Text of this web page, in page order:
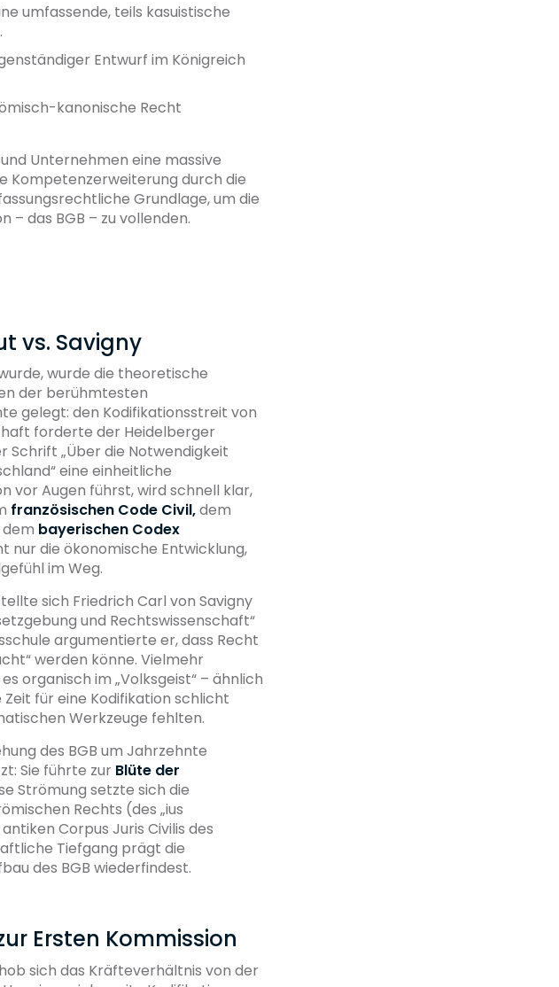
umfassende, teils kasuistische
Entwurf im Königreich
kanonische Recht
Unternehmen eine massive
Kompetenzerweiterung durch die
Grundlage, um die
– das BGB – zu vollenden.
vs. Savigny
wurde die theoretische
der berühmtesten
gelegt: den Kodifikationsstreit von
forderte der Heidelberger
Schrift „Über die Notwendigkeit
eine einheitliche
vor Augen führst, wird schnell klar,
französischen Code Civil,dem
bayerischen Codex
nur die ökonomische Entwicklung,
im Weg.
sich Friedrich Carl von Savigny
und Rechtswissenschaft“
argumentierte er, dass Recht
werden könne. Vielmehr
organisch im „Volksgeist“ – ähnlich
für eine Kodifikation schlicht
Werkzeuge fehlten.
des BGB um Jahrzehnte
Sie führte zur Blüte der
Strömung setzte sich die
Rechts (des „ius
Corpus Juris Civilis des
Tiefgang prägt die
des BGB wiederfindest.
Ersten Kommission
sich das Kräfteverhältnis von der